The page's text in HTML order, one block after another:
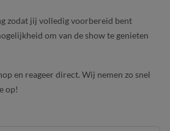
zodat jij volledig voorbereid bent
om van de show te genieten
en reageer direct. Wij nemen zo snel
op!